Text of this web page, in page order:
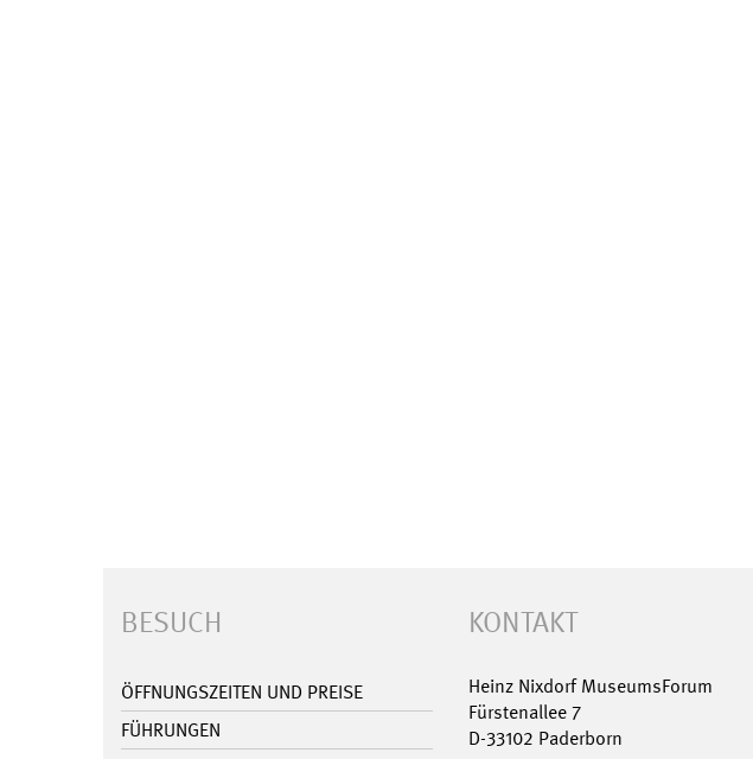
BESUCH
ÖFFNUNGSZEITEN UND PREISE
FÜHRUNGEN
KONTAKT
Heinz Nixdorf MuseumsForum
Fürstenallee 7
D-33102 Paderborn